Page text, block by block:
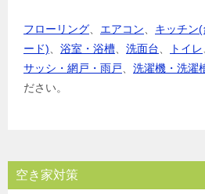
フローリング エアコン キッチン(
ード)
浴室・浴槽 洗面台 トイレ
サッシ・網戸・雨戸
洗濯機・洗濯
ださい。
空き家対策